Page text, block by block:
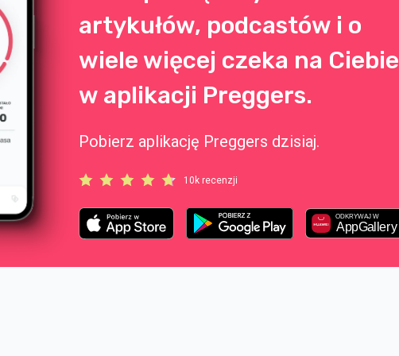
artykułów, podcastów i o
wiele więcej czeka na Ciebie
w aplikacji Preggers.
Pobierz aplikację Preggers dzisiaj.
10k recenzji